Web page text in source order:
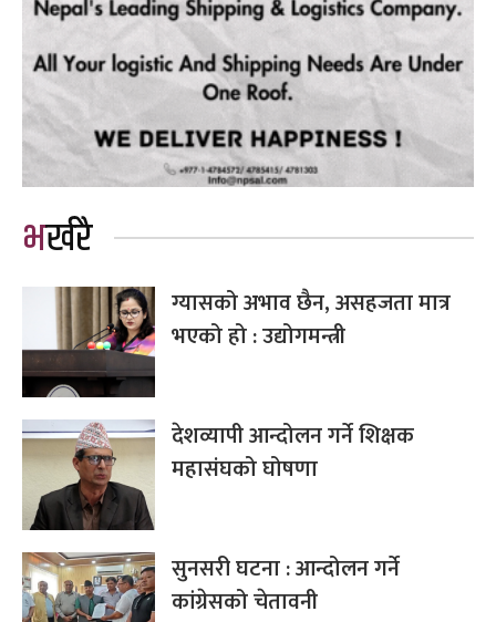
भर्खरै
ग्यासको अभाव छैन, असहजता मात्र
भएको हो : उद्योगमन्त्री
देशव्यापी आन्दोलन गर्ने शिक्षक
महासंघको घोषणा
सुनसरी घटना : आन्दोलन गर्ने
कांग्रेसको चेतावनी